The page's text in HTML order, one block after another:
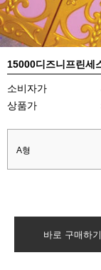
15000디즈니프린세
소비자가
상품가
A형
바로 구매하기